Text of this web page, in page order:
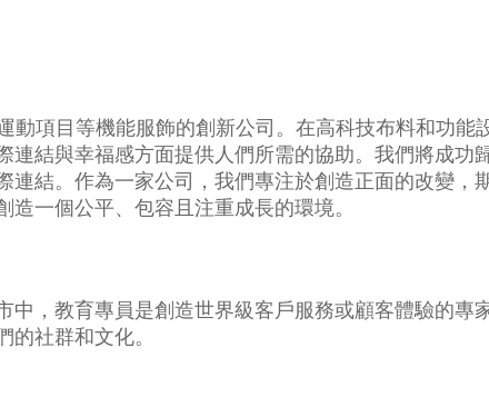
動項目等機能服飾的創新公司。在高科技布料和功
結與幸福感方面提供人們所需的協助。我們將成功
結。作為一家公司，我們專注於創造正面的改變，
一個公平、包容且注重成長的環境。
，教育專員是創造世界級客戶服務或顧客體驗的專
社群和文化。